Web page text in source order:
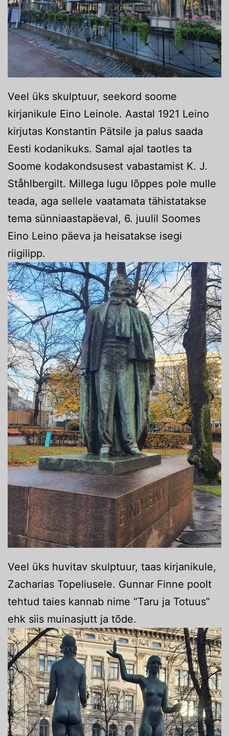
Veel üks skulptuur, seekord soome
kirjanikule Eino Leinole. Aastal 1921 Leino
kirjutas Konstantin Pätsile ja palus saada
Eesti kodanikuks. Samal ajal taotles ta
Soome kodakondsusest vabastamist K. J.
Ståhlbergilt. Millega lugu lõppes pole mulle
teada, aga sellele vaatamata tähistatakse
tema sünniaastapäeval, 6. juulil Soomes
Eino Leino päeva ja heisatakse isegi
riigilipp.
Veel üks huvitav skulptuur, taas kirjanikule,
Zacharias Topeliusele. Gunnar Finne poolt
tehtud taies kannab nime “Taru ja Totuus”
ehk siis muinasjutt ja tõde.